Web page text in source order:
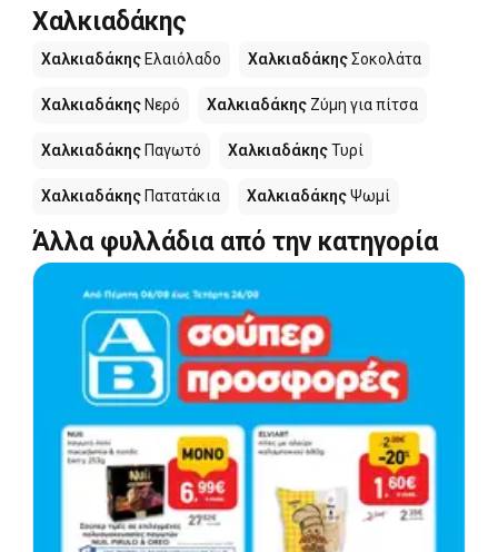
Χαλκιαδάκης
Χαλκιαδάκης Ελαιόλαδο ΧαλκιαδάκηςΣοκολάτα
Χαλκιαδάκης Νερό Χαλκιαδάκης Ζύμη για πίτσα
Χαλκιαδάκης Παγωτό ΧαλκιαδάκηςΤυρί
Χαλκιαδάκης Πατατάκια ΧαλκιαδάκηςΨωμί
Άλλα φυλλάδια από την κατηγορία